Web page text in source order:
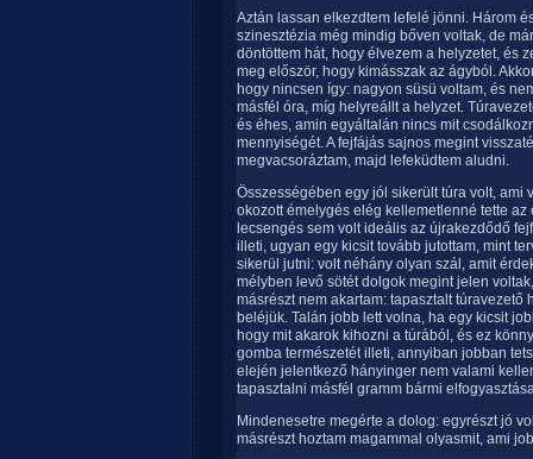
Aztán lassan elkezdtem lefelé jönni. Három
szinesztézia még mindig bőven voltak, de
döntöttem hát, hogy élvezem a helyzetet, és
meg először, hogy kimásszak az ágyból.
hogy nincsen így: nagyon süsü voltam, és
másfél óra, míg helyreállt a helyzet.
és éhes, amin egyáltalán nincs mit
mennyiségét. A fejfájás sajnos megint
megvacsoráztam, majd lefeküdtem aludni.
Összességében egy jól sikerült túra volt, ami
okozott émelygés elég kellemetlenné tette
lecsengés sem volt ideális az újrakezdődő
illeti, ugyan egy kicsit tovább jutottam, mint
sikerül jutni: volt néhány olyan szál, amit
mélyben levő sötét dolgok megint jelen
másrészt nem akartam: tapasztalt
beléjük. Talán jobb lett volna, ha egy kicsit
hogy mit akarok kihozni a túrából, és ez
gomba természetét illeti, annyiban jobban
elején jelentkező hányinger nem valami
tapasztalni másfél gramm bármi
Mindenesetre megérte a dolog: egyrészt jó
másrészt hoztam magammal olyasmit, ami